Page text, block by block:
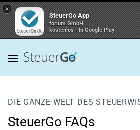
×
SteuerGo App
forium GmbH
kostenlos - In Google Play
DIE GANZE WELT DES
SteuerGo FAQs